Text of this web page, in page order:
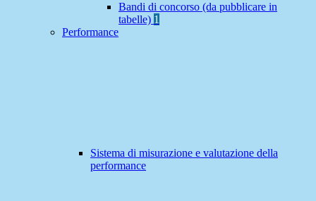
Bandi di concorso (da pubblicare in
tabelle) 1
Performance
Sistema di misurazione e valutazione della
performance